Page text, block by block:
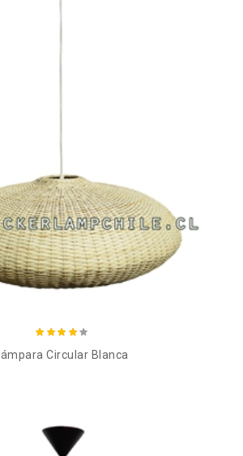
Añadir al carro
Lámpara Circular Blanca